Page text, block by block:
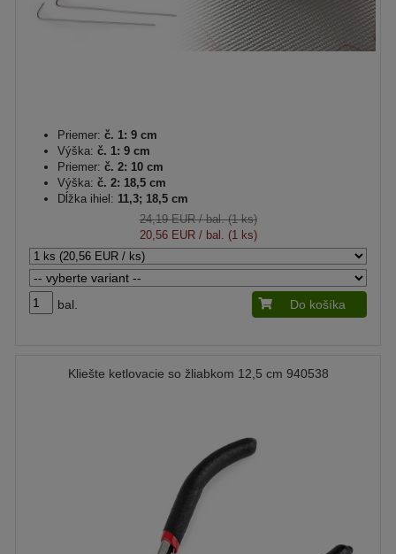
Priemer: č. 1: 9 cm
Výška: č. 1: 9 cm
Priemer: č. 2: 10 cm
Výška: č. 2: 18,5 cm
Dĺžka ihiel: 11,3; 18,5 cm
24,19 EUR/ bal. (1 ks)
20,56 EUR/ bal. (1 ks)
bal. Do košíka
Kliešte ketlovacie so žliabkom 12,5 cm 940538